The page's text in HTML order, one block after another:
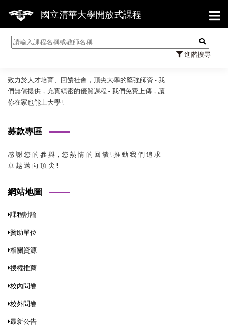
國立清華大學開放式課程
進階搜尋
【
致力於人才培育、回饋社會，頂尖大學的堅強師資 - 我
們無償提供，充實縝密的優質課程 - 我們免費上傳，讓
你在家也能上大學 !
募款專區
感 謝 您 的 參 與，您 熱 情 的 回 饋 ! 推 動 我 們 追 求
卓 越 邁 向 頂 尖 !
網站地圖
課程討論
贊助單位
相關資源
授權推薦
校內問卷
校外問卷
最新公告